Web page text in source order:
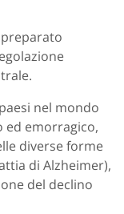
nel mondo
ed emorragico,
diverse forme
di Alzheimer),
del declino